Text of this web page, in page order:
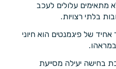
מתאימים עלולים לעכב
בלתי רצויות.
אחיד של פיגמנטים הוא חיוני
בחישה יעילה מסייעת